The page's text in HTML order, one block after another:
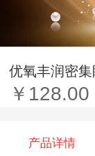
优氧丰润密集
￥128.00
产品详情